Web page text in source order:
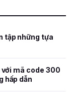
tập những tựa
mã code 300
hấp dẫn